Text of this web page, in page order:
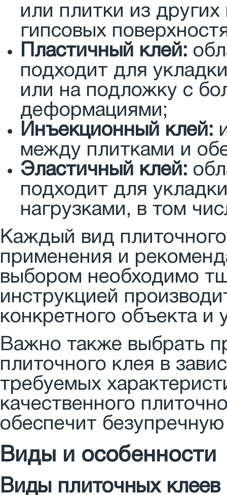
или плитки из
гипсовых
Пластичный клей:
подходит для
или на подложку с
деформациями;
Инъекционный клей:
между плитками и
Эластичный клей:
подходит для
нагрузками, в том
Каждый вид
применения и
выбором необходимо
инструкцией
конкретного объекта и
Важно также выбрать
плиточного клея в
требуемых
качественного
обеспечит
Виды и особенности
Виды плиточных клеев